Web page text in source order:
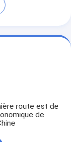
route est de
de